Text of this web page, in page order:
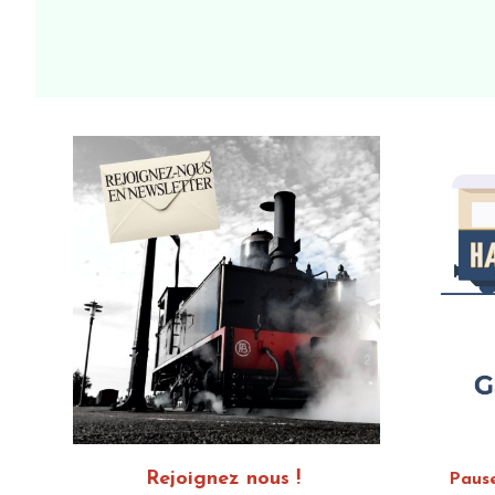
Rejoignez nous !